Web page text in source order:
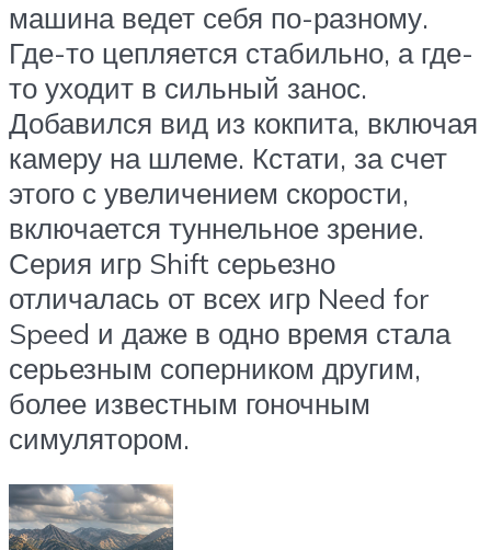
машина ведет себя по-разному.
Где-то цепляется стабильно, а где-
то уходит в сильный занос.
Добавился вид из кокпита, включая
камеру на шлеме. Кстати, за счет
этого с увеличением скорости,
включается туннельное зрение.
Серия игр Shift серьезно
отличалась от всех игр Need for
Speed и даже в одно время стала
серьезным соперником другим,
более известным гоночным
симулятором.